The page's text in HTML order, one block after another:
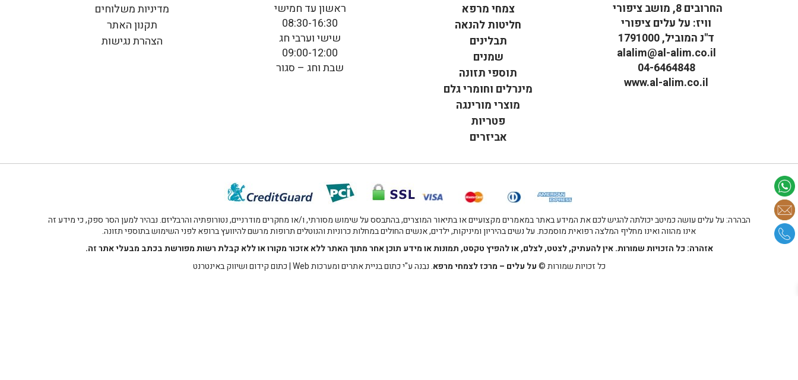
החרובים 8, מושב ציפורי
וויז: על עלים ציפורי
ד"נ המוביל, 1791000
alalim@al-alim.co.il
04-6464848
www.al-alim.co.il
צמחי מרפא
חליטות להנאה
תבלינים
שמנים
תוספי תזונה
מינרלים וחומרי גלם
מוצרי מורינגה
פטריות
אביזרים
ראשון עד חמישי
08:30-16:30
שישי וערבי חג
09:00-12:00
שבת וחג – סגור
מדיניות משלוחים
תקנון האתר
הצהרת נגישות
הבהרה: על עלים עושה כמיטב יכולתה להגיש לכם את המידע באתר במאמרים מקצועיים או בתיאור המוצרים, בהתבסס על שימוש מסורתי, ו/או מחקרים מודרניים, נטורופתיה והרבליזם. נבהיר למען הסר ספק, כי מידע זה
אינו מהווה ואינו מחליף המלצה רפואית מוסמכת. על נשים בהיריון ומיניקות, ילדים, אנשים החולים במחלות כרוניות והנוטלים תרופות מרשם להיוועץ ברופא לפני השימוש בתוספי תזונה.
אזהרה: כל הזכויות שמורות. אין להעתיק, לצטט, לצלם, או להפיץ טקסט, תמונות או מידע תוכן אחר מתוך האתר ללא אזכור מקורו או ללא קבלת רשות מפורשת בכתב מבעלי אתר זה.
כל זכויות שמורות ©על עלים – מרכז לצמחי מרפא. נבנה ע"יכתום בניית אתרים ומערכות Web |כתום קידום ושיווק באינטרנט